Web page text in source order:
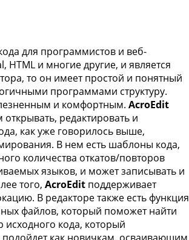
для программистов и веб-
HTML и многие другие, и является
то он имеет простой и понятный
программами структуру.
и комфортным. AcroEdit
редактировать и
как уже говорилось выше,
В нем есть шаблоны кода,
количества откатов/повторов
языков, и может записывать и
того, AcroEdit поддерживает
В редакторе также есть функция
файлов, который поможет найти
кода, который